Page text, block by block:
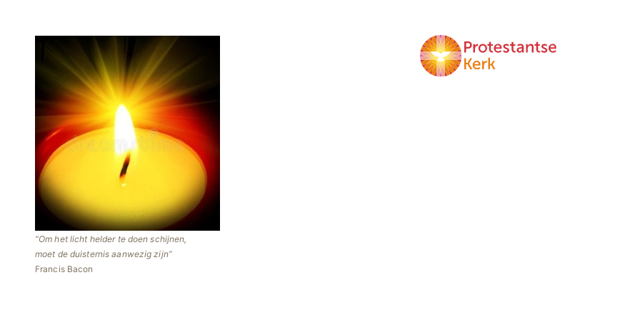
Om het licht helder te doen schijnen,
moet de duisternis aanwezig zijn
Francis Bacon